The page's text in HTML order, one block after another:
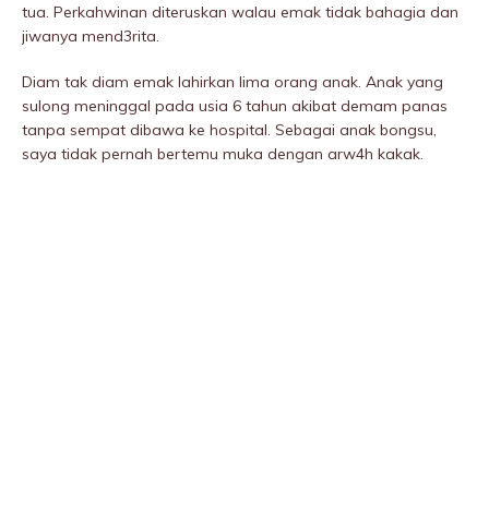
tua. Perkahwinan diteruskan walau emak tidak bahagia dan
jiwanya mend3rita.
Diam tak diam emak lahirkan lima orang anak. Anak yang
sulong meninggaI pada usia 6 tahun akibat demam panas
tanpa sempat dibawa ke hospitaI. Sebagai anak bongsu,
saya tidak pernah bertemu muka dengan arw4h kakak.